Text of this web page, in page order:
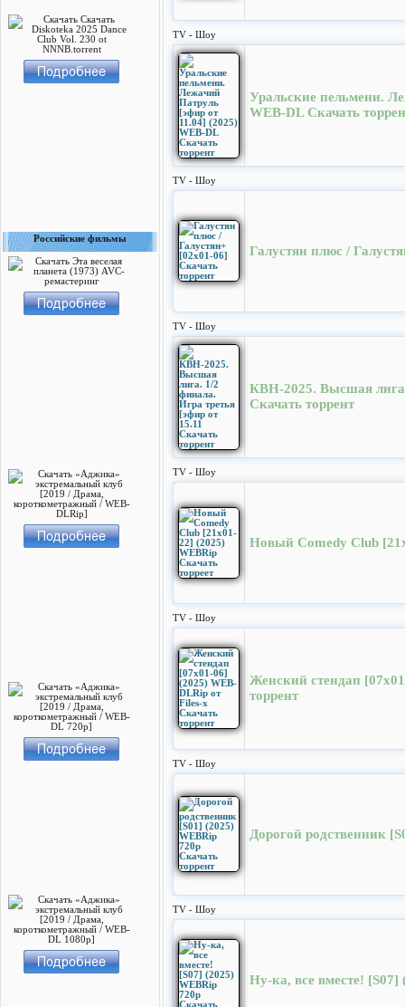
Российские фильмы
TV - Шоу
Уральские пельмени.
WEB-DL Скачать
TV - Шоу
Галустян плюс /
TV - Шоу
КВН-2025. Высшая лига.
Скачать торрент
TV - Шоу
Новый Comedy Club
TV - Шоу
Женский стендап
торрент
TV - Шоу
Дорогой родственник
TV - Шоу
Ну-ка, все вместе! [S07]